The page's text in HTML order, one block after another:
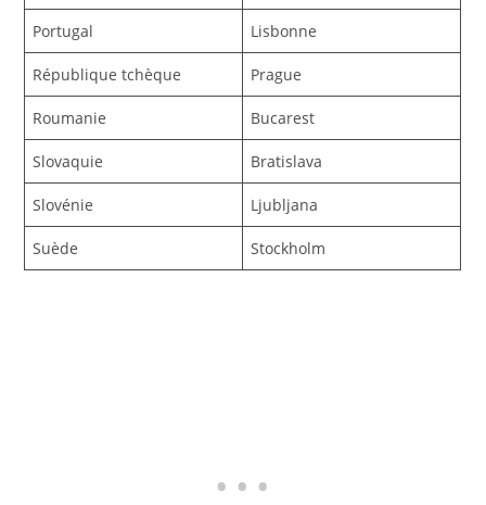
Portugal Lisbonne
République tchèque Prague
Roumanie Bucarest
Slovaquie Bratislava
Slovénie Ljubljana
Suède Stockholm